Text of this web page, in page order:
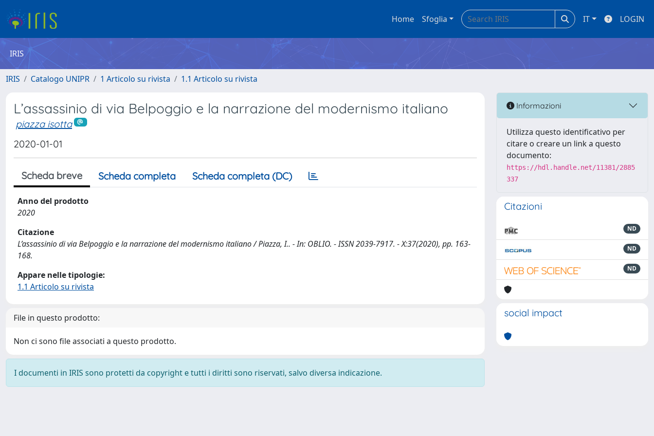
Home Sfoglia IT LOGIN
IRIS
IRIS Catalogo UNIPR 1 Articolo su rivista 1.1 Articolo su rivista
L’assassinio di via Belpoggio e la narrazione del modernismo italiano
piazza isotta
2020-01-01
Scheda breve Scheda completa Scheda completa (DC)
Anno del prodotto
2020
Citazione
L’assassinio di via Belpoggio e la narrazione del modernismo italiano / Piazza, I.. - In: OBLIO. - ISSN 2039-7917. - X:37(2020), pp. 163-
168.
Appare nelle tipologie:
1.1 Articolo su rivista
File in questo prodotto:
Non ci sono file associati a questo prodotto.
I documenti in IRIS sono protetti da copyright e tutti i diritti sono riservati, salvo diversa indicazione.
Informazioni
Utilizza questo identificativo per
citare o creare un link a questo
documento:
https://hdl.handle.net/11381/2885
337
Citazioni
ND
ND
ND
social impact